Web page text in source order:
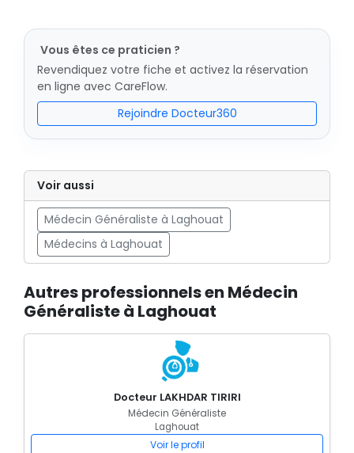
Vous êtes ce praticien ?
Revendiquez votre fiche et activez la réservation
en ligne avec CareFlow.
Rejoindre Docteur360
Voir aussi
Médecin Généraliste à Laghouat
Médecins à Laghouat
Autres professionnels en Médecin
Généraliste à Laghouat
Docteur LAKHDAR TIRIRI
Médecin Généraliste
Laghouat
Voir le profil